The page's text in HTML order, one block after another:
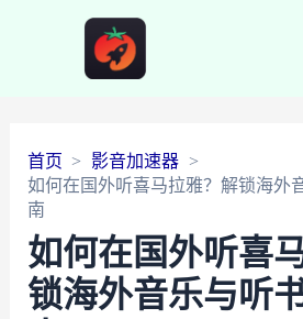
首页
影音加速器
如何在国外听喜马拉雅？解锁海外
南
如何在国外听喜
锁海外音乐与听